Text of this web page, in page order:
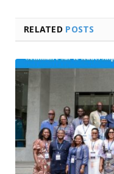
RELATED POSTS